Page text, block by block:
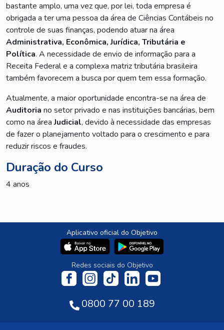
bastante amplo, uma vez que, por lei, toda empresa é
obrigada a ter uma pessoa da área de Ciências Contábeis no
controle de suas finanças, podendo atuar na área
Administrativa, Econômica, Jurídica, Tributária e
Política. A necessidade de envio de informação para a
Receita Federal e a complexa matriz tributária brasileira
também favorecem a busca por quem tem essa formação.
Atualmente, a maior oportunidade encontra-se na área de
Auditoria no setor privado e nas instituições bancárias, bem
como na áreaJudicial, devido à necessidade das empresas
de fazer o planejamento voltado para o crescimento e para
reduzir riscos e fraudes.
Duração do Curso
4 anos
Aplicativo oficial do Objetivo
Redes sociais do Objetivo
0800 77 00 189